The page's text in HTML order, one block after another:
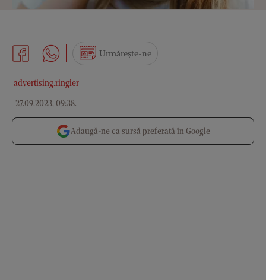
advertising.ringier
27.09.2023, 09:38.
Urmărește-ne
Adaugă-ne ca sursă preferată în Google